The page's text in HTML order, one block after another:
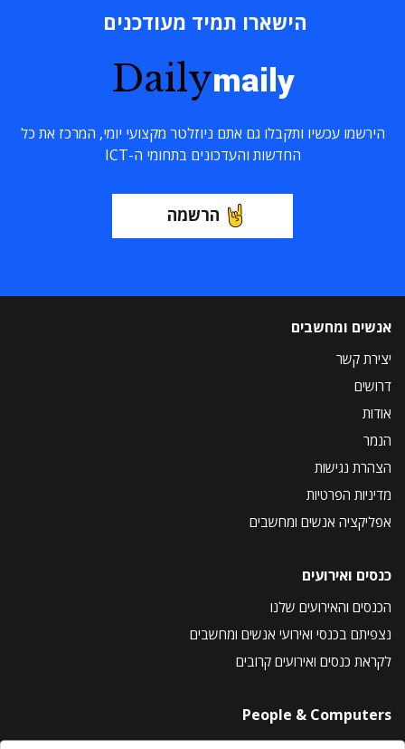
הישארו תמיד מעודכנים
Dailymaily
הירשמו עכשיו ותקבלו גם אתם ניוזלטר מקצועי יומי, המרכז את כל
החדשות והעדכונים בתחומי ה-ICT
הרשמה
אנשים ומחשבים
יצירת קשר
דרושים
אודות
הנמר
הצהרת נגישות
מדיניות הפרטיות
אפליקציה אנשים ומחשבים
כנסים ואירועים
הכנסים והאירועים שלנו
נצפיתם בכנסי ואירועי אנשים ומחשבים
לקראת כנסים ואירועים קרובים
People & Computers